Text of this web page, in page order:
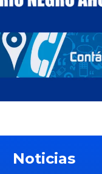
Noticias